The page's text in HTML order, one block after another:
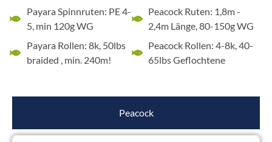
Payara Spinnruten: PE 4-
5, min 120g WG
Payara Rollen: 8k, 50lbs
braided , min. 240m!
Peacock Ruten: 1,8m -
2,4m Länge, 80-150g WG
Peacock Rollen: 4-8k, 40-
65lbs Geflochtene
Peacock